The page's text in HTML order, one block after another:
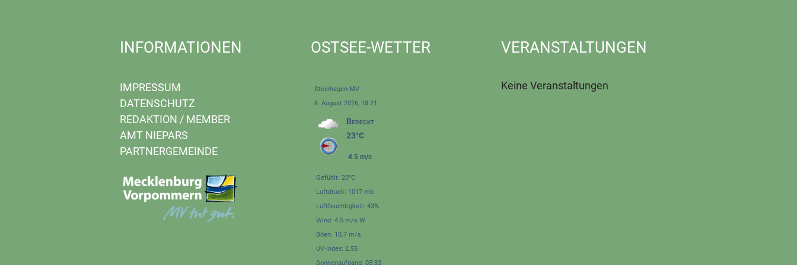
INFORMATIONEN
IMPRESSUM
DATENSCHUTZ
REDAKTION / MEMBER
AMT NIEPARS
PARTNERGEMEINDE
OSTSEE-WETTER
Steinhagen-MV
6. August 2026, 18:21
Bedeckt
23°C
4.5 m/s
Gefühlt: 20°C
Luftdruck: 1017 mb
Luftfeuchtigkeit: 43%
Wind: 4.5 m/s W
Böen: 10.7 m/s
UV-Index: 2.55
Sonnenaufgang: 05:33
VERANSTALTUNGEN
Keine Veranstaltungen